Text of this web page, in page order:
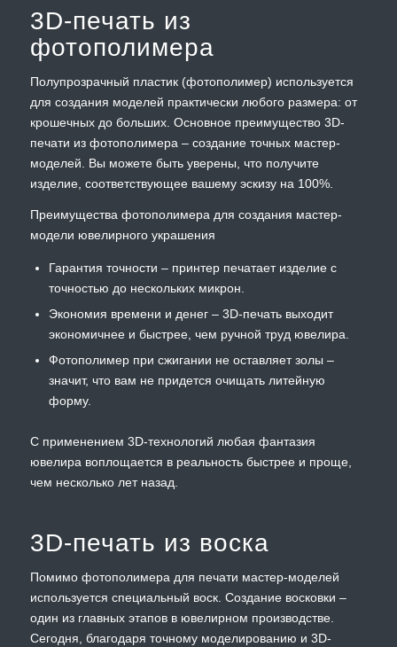
3D-печать из
фотополимера
Полупрозрачный пластик (фотополимер) используется
для создания моделей практически любого размера: от
крошечных до больших. Основное преимущество 3D-
печати из фотополимера – создание точных мастер-
моделей. Вы можете быть уверены, что получите
изделие, соответствующее вашему эскизу на 100%.
Преимущества фотополимера для создания мастер-
модели ювелирного украшения
Гарантия точности – принтер печатает изделие с
точностью до нескольких микрон.
Экономия времени и денег – 3D-печать выходит
экономичнее и быстрее, чем ручной труд ювелира.
Фотополимер при сжигании не оставляет золы –
значит, что вам не придется очищать литейную
форму.
С применением 3D-технологий любая фантазия
ювелира воплощается в реальность быстрее и проще,
чем несколько лет назад.
3D-печать из воска
Помимо фотополимера для печати мастер-моделей
используется специальный воск. Создание восковки –
один из главных этапов в ювелирном производстве.
Сегодня, благодаря точному моделированию и 3D-